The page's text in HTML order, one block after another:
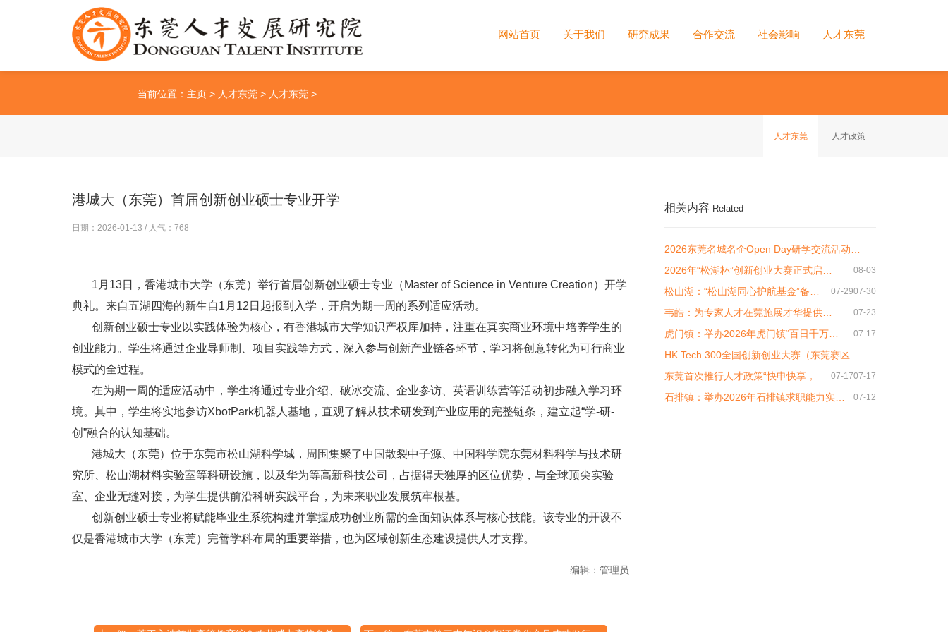
网站首页 关于我们 研究成果 合作交流 社会影响 人才东莞
当前位置： 主页 > 人才东莞 > 人才东莞 >
人才东莞 人才政策
港城大（东莞）首届创新创业硕士专业开学
日期：2026-01-13 / 人气： 768
1月13日，香港城市大学（东莞）举行首届创新创业硕士专业（Master of Science in Venture Creation）开学
典礼。来自五湖四海的新生自1月12日起报到入学，开启为期一周的系列适应活动。
创新创业硕士专业以实践体验为核心，有香港城市大学知识产权库加持，注重在真实商业环境中培养学生的
创业能力。学生将通过企业导师制、项目实践等方式，深入参与创新产业链各环节，学习将创意转化为可行商业
模式的全过程。
在为期一周的适应活动中，学生将通过专业介绍、破冰交流、企业参访、英语训练营等活动初步融入学习环
境。其中，学生将实地参访XbotPark机器人基地，直观了解从技术研发到产业应用的完整链条，建立起“学-研-
创”融合的认知基础。
港城大（东莞）位于东莞市松山湖科学城，周围集聚了中国散裂中子源、中国科学院东莞材料科学与技术研
究所、松山湖材料实验室等科研设施，以及华为等高新科技公司，占据得天独厚的区位优势，与全球顶尖实验
室、企业无缝对接，为学生提供前沿科研实践平台，为未来职业发展筑牢根基。
创新创业硕士专业将赋能毕业生系统构建并掌握成功创业所需的全面知识体系与核心技能。该专业的开设不
仅是香港城市大学（东莞）完善学科布局的重要举措，也为区域创新生态建设提供人才支撑。
编辑：管理员
相关内容 Related
2026东莞名城名企Open Day研学交流活动…
08-03
2026年“松湖杯”创新创业大赛正式启…
07-30
松山湖：“松山湖同心护航基金”备… 07-29
韦皓：为专家人才在莞施展才华提供… 07-23
虎门镇：举办2026年虎门镇“百日千万… 07-17
HK Tech 300全国创新创业大赛（东莞赛区…
07-17
东莞首次推行人才政策“快申快享，… 07-17
石排镇：举办2026年石排镇求职能力实… 07-12